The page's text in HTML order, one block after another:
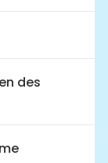
des